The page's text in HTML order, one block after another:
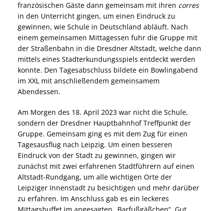
französischen Gäste dann gemeinsam mit ihren corres
in den Unterricht gingen, um einen Eindruck zu
gewinnen, wie Schule in Deutschland abläuft. Nach
einem gemeinsamen Mittagessen fuhr die Gruppe mit
der Straßenbahn in die Dresdner Altstadt, welche dann
mittels eines Stadterkundungsspiels entdeckt werden
konnte. Den Tagesabschluss bildete ein Bowlingabend
im XXL mit anschließendem gemeinsamem
Abendessen.
Am Morgen des 18. April 2023 war nicht die Schule,
sondern der Dresdner Hauptbahnhof Treffpunkt der
Gruppe. Gemeinsam ging es mit dem Zug für einen
Tagesausflug nach Leipzig. Um einen besseren
Eindruck von der Stadt zu gewinnen, gingen wir
zunächst mit zwei erfahrenen Stadtführern auf einen
Altstadt-Rundgang, um alle wichtigen Orte der
Leipziger Innenstadt zu besichtigen und mehr darüber
zu erfahren. Im Anschluss gab es ein leckeres